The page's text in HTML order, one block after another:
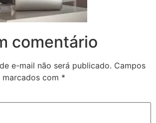
comentário
e-mail não será publicado. Campos
com *